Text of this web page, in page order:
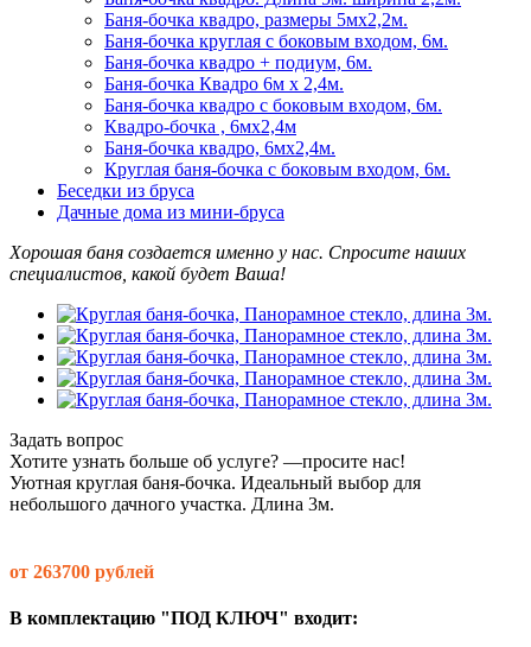
Баня-бочка квадро, размеры 5мх2,2м.
Баня-бочка круглая с боковым входом, 6м.
Баня-бочка квадро + подиум, 6м.
Баня-бочка Квадро 6м х 2,4м.
Баня-бочка квадро с боковым входом, 6м.
Квадро-бочка , 6мх2,4м
Баня-бочка квадро, 6мх2,4м.
Круглая баня-бочка с боковым входом, 6м.
Беседки из бруса
Дачные дома из мини-бруса
Хорошая баня создается именно у нас. Спросите наших
специалистов , какой будет Ваша!
Задать вопрос
Хотите узнать больше об услуге? —просите нас!
Уютная круглая баня-бочка. Идеальный выбор для
небольшого дачного участка. Длина 3м.
от 263700 рублей
В комплектацию "ПОД КЛЮЧ" входит: